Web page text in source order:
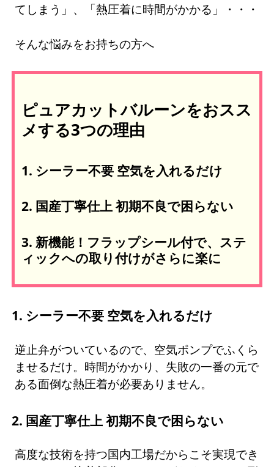
てしまう」、「熱圧着に時間がかかる」・・・
そんな悩みをお持ちの方へ
ピュアカットバルーンをおスス
メする3つの理由
1. シーラー不要 空気を入れるだけ
2. 国産丁寧仕上 初期不良で困らない
3. 新機能！フラップシール付で、ステ
ィックへの取り付けがさらに楽に
1. シーラー不要 空気を入れるだけ
逆止弁がついているので、空気ポンプでふくら
ませるだけ。時間がかかり、失敗の一番の元で
ある面倒な熱圧着が必要ありません。
2. 国産丁寧仕上 初期不良で困らない
高度な技術を持つ国内工場だからこそ実現でき